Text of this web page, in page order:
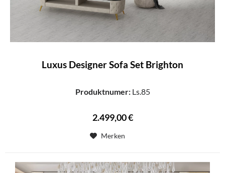
Luxus Designer Sofa Set Brighton
Produktnumer:Ls.85
2.499,00 €
Merken